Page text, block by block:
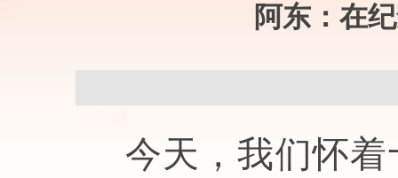
阿东：在
今天，我们怀